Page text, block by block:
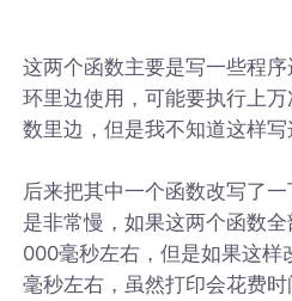
这两个函数主要是写一些程
环里边使用，可能要执行上
数里边，但是我不知道这样
后来把其中一个函数改写了
是非常慢，如果这两个函数
000毫秒左右，但是如果这
毫秒左右，虽然打印会花费